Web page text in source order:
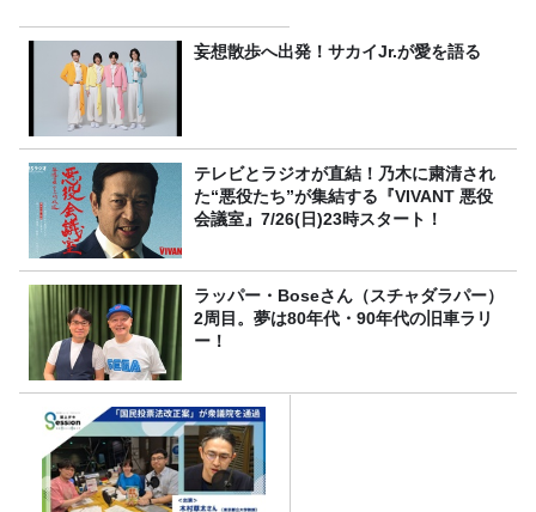
妄想散歩へ出発！サカイJr.が愛を語る
テレビとラジオが直結！乃木に粛清され
た“悪役たち”が集結する『VIVANT 悪役
会議室』7/26(日)23時スタート！
ラッパー・Boseさん（スチャダラパー）
2周目。夢は80年代・90年代の旧車ラリ
ー！